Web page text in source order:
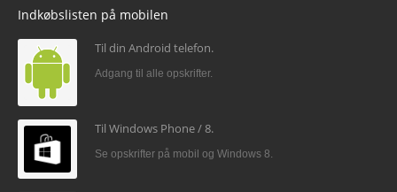
Indkøbslisten på mobilen
Til din Android telefon.
Adgang til alle opskrifter.
Til Windows Phone / 8.
Se opskrifter på mobil og Windows 8.